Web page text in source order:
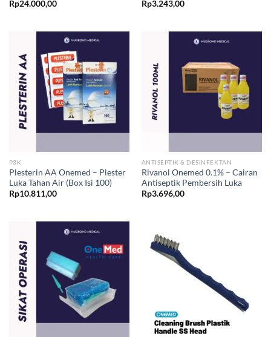
Rp24.000,00 Rp3.243,00
P3K
Plesterin AA Onemed – Plester
Luka Tahan Air (Box Isi 100)
Rp10.811,00
ANTISEPTIK & DESINFEKTAN
Rivanol Onemed 0.1% – Cairan
Antiseptik Pembersih Luka
Rp3.696,00